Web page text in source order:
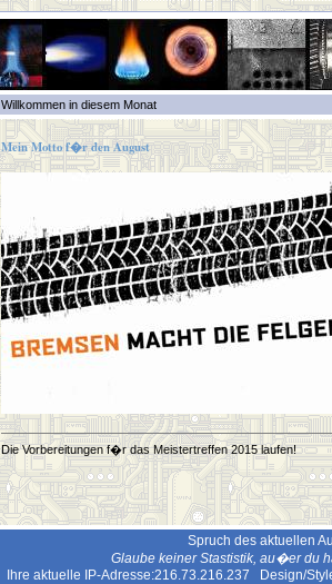
Willkommen in diesem Monat
Mein Motto f�r den August
Die Vorbereitungen f�r das Meistertreffen 2015 laufen!
Spruch des aktuellen
Glaube keiner Stastistik, au�er du
Ihre aktuelle IP-Adresse:216.73.216.237 Design/